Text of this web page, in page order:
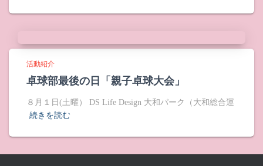
活動紹介
卓球部最後の日「親子卓球大会」
８月１日(土曜） DS Life Design 大和パーク（大和総合運
続きを読む